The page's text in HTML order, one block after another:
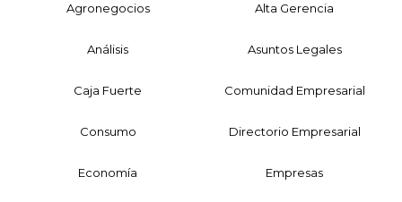
Agronegocios Alta Gerencia
Análisis Asuntos Legales
Caja Fuerte Comunidad Empresarial
Consumo Directorio Empresarial
Economía Empresas